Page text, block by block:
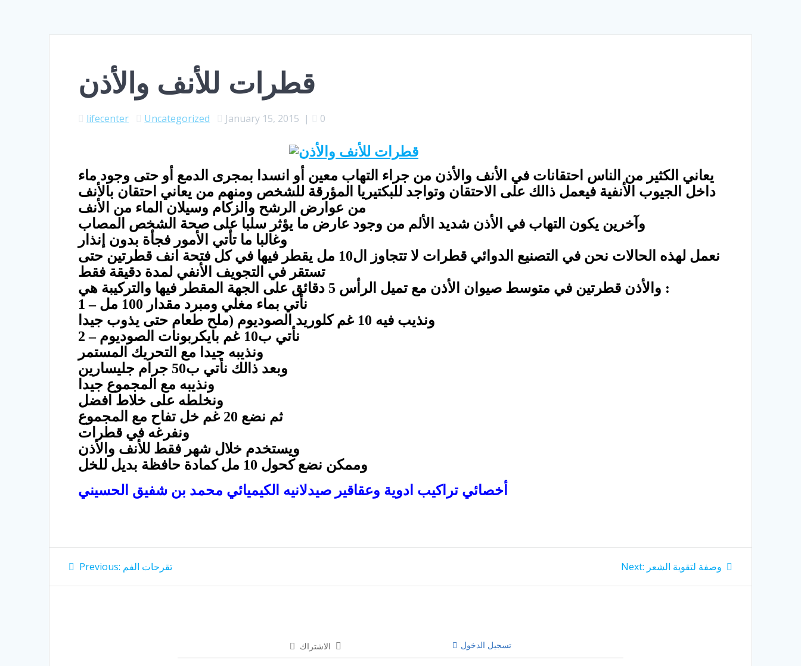
قطرات للأنف والأذن
lifecenter Uncategorized January 15, 2015 | 0
يعاني الكثير من الناس احتقانات في الأنف والأذن من جراء التهاب معين أو انسدا بمجرى الدمع أو حتى وجود ماء
داخل الجيوب الأنفية فيعمل ذالك على الاحتقان وتواجد للبكتيريا المؤرقة للشخص ومنهم من يعاني احتقان بالأنف
من عوارض الرشح والزكام وسيلان الماء من الأنف
وآخرين يكون التهاب في الأذن شديد الألم من وجود عارض ما يؤثر سلبا على صحة الشخص المصاب
وغالبا ما تأتي الأمور فجأة بدون إنذار
نعمل لهذه الحالات نحن في التصنيع الدوائي قطرات لا تتجاوز ال10 مل يقطر فيها في كل فتحة انف قطرتين حتى
تستقر في التجويف الأنفي لمدة دقيقة فقط
والأذن قطرتين في متوسط صيوان الأذن مع تميل الرأس 5 دقائق على الجهة المقطر فيها والتركيبة هي :
1 – نأتي بماء مغلي ومبرد مقدار 100 مل
ونذيب فيه 10 غم كلوريد الصوديوم (ملح طعام حتى يذوب جيدا
2 – نأتي ب10 غم بايكربونات الصوديوم
ونذيبه جيدا مع التحريك المستمر
وبعد ذالك نأتي ب50 جرام جليسارين
ونذيبه مع المجموع جيدا
ونخلطه على خلاط افضل
ثم نضع 20 غم خل تفاح مع المجموع
ونفرغه في قطرات
ويستخدم خلال شهر فقط للأنف والأذن
وممكن نضع كحول 10 مل كمادة حافظة بديل للخل
أخصائي تراكيب ادوية وعقاقير صيدلانيه الكيميائي محمد بن شفيق الحسيني
Post
navigation
Previous: Previous
تقرحات الفم Next: Next
وصفة لتقوية الشعر
الاشتراك تسجيل الدخول